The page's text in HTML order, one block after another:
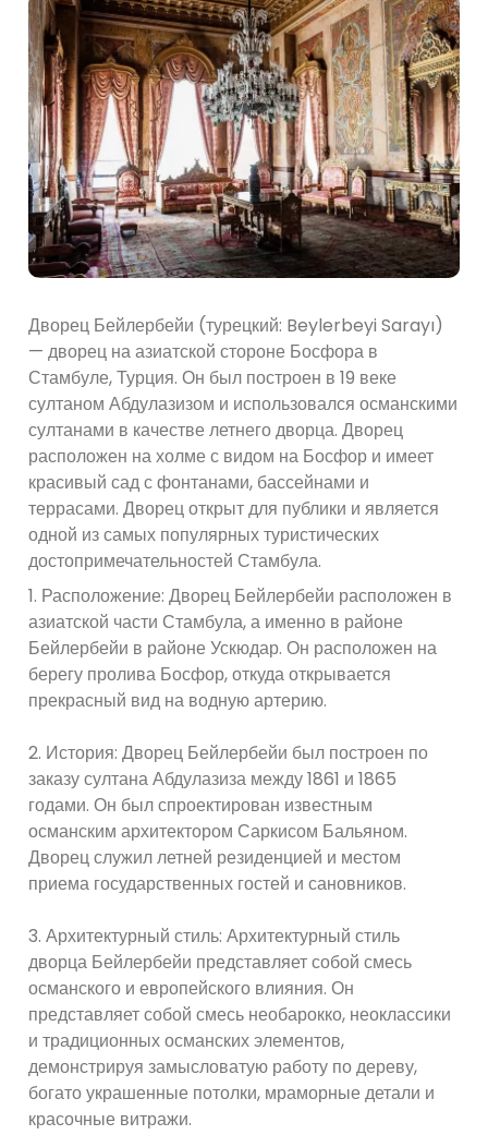
Дворец Бейлербейи (турецкий: Beylerbeyi Sarayı)
— дворец на азиатской стороне Босфора в
Стамбуле, Турция. Он был построен в 19 веке
султаном Абдулазизом и использовался османскими
султанами в качестве летнего дворца. Дворец
расположен на холме с видом на Босфор и имеет
красивый сад с фонтанами, бассейнами и
террасами. Дворец открыт для публики и является
одной из самых популярных туристических
достопримечательностей Стамбула.
1. Расположение: Дворец Бейлербейи расположен в
азиатской части Стамбула, а именно в районе
Бейлербейи в районе Ускюдар. Он расположен на
берегу пролива Босфор, откуда открывается
прекрасный вид на водную артерию.
2. История: Дворец Бейлербейи был построен по
заказу султана Абдулазиза между 1861 и 1865
годами. Он был спроектирован известным
османским архитектором Саркисом Бальяном.
Дворец служил летней резиденцией и местом
приема государственных гостей и сановников.
3. Архитектурный стиль: Архитектурный стиль
дворца Бейлербейи представляет собой смесь
османского и европейского влияния. Он
представляет собой смесь необарокко, неоклассики
и традиционных османских элементов,
демонстрируя замысловатую работу по дереву,
богато украшенные потолки, мраморные детали и
красочные витражи.